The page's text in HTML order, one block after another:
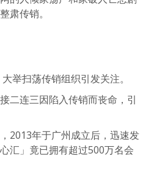
肃传销。
举扫荡传销组织引发关注。
二连三因陷入传销而丧命，引
2013年于广州成立后，迅速发
汇」竟已拥有超过500万名会